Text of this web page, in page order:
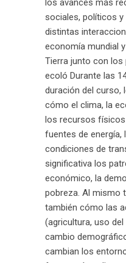
los avances más
sociales, políticos
distintas
economía mundial
Tierra junto con
ecoló Durante las
duración del curso,
cómo el clima, la
los recursos
fuentes de energía,
condiciones de
significativa los
económico, la
pobreza. Al mismo
también cómo las
(agricultura, uso
cambio
cambian los